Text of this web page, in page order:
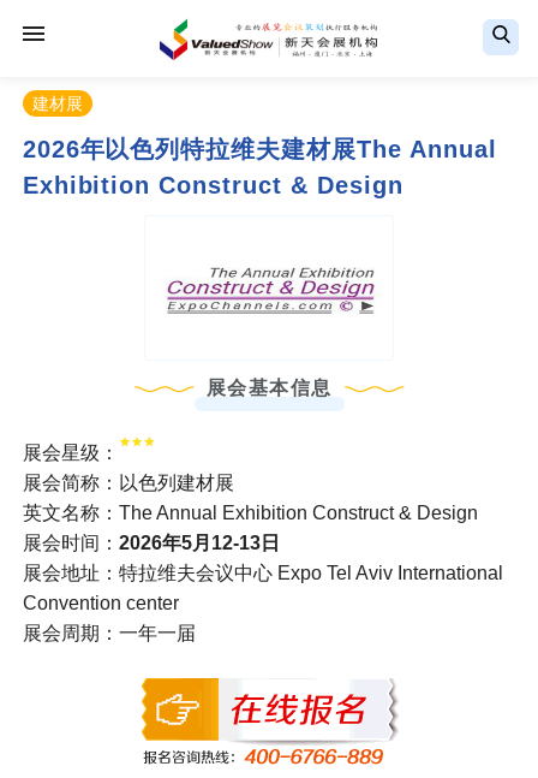
建材展
2026年以色列特拉维夫建材展The Annual
Exhibition Construct & Design
展会基本信息
展会星级：
展会简称：以色列建材展
英文名称：The Annual Exhibition Construct & Design
展会时间： 2026年5月12-13日
展会地址：特拉维夫会议中心 Expo Tel Aviv International
Convention center
展会周期：一年一届